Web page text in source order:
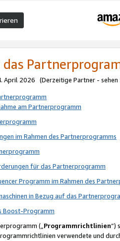
April 2026 (Derzeitige Partner - sehen
am Partnerprogramm
im Rahmen des Partnerprogramms
für das Partnerprogramm
Programm im Rahmen des
in Bezug auf das
Boost-Programm
(„Programmrichtlinien“)
verwendete und